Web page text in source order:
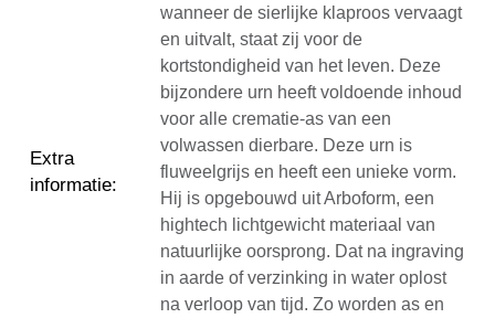
Extra
informatie:
wanneer de sierlijke klaproos vervaagt
en uitvalt, staat zij voor de
kortstondigheid van het leven. Deze
bijzondere urn heeft voldoende inhoud
voor alle crematie-as van een
volwassen dierbare. Deze urn is
fluweelgrijs en heeft een unieke vorm.
Hij is opgebouwd uit Arboform, een
hightech lichtgewicht materiaal van
natuurlijke oorsprong. Dat na ingraving
in aarde of verzinking in water oplost
na verloop van tijd. Zo worden as en